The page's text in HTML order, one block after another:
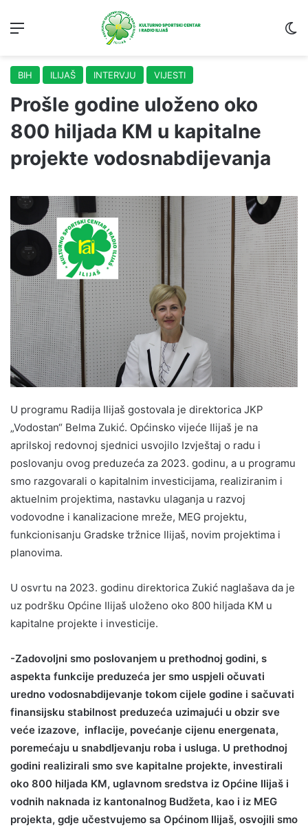
BIH ILIJAŠ INTERVJU VIJESTI
Prošle godine uloženo oko
800 hiljada KM u kapitalne
projekte vodosnabdijevanja
U programu Radija Ilijaš gostovala je direktorica JKP
„Vodostan“ Belma Zukić. Općinsko vijeće Ilijaš je na
aprilskoj redovnoj sjednici usvojilo Izvještaj o radu i
poslovanju ovog preduzeća za 2023. godinu, a u programu
smo razgovarali o kapitalnim investicijama, realiziranim i
aktuelnim projektima, nastavku ulaganja u razvoj
vodovodne i kanalizacione mreže, MEG projektu,
funkcionisanju Gradske tržnice Ilijaš, novim projektima i
planovima.
U osvrtu na 2023. godinu direktorica Zukić naglašava da je
uz podršku Općine Ilijaš uloženo oko 800 hiljada KM u
kapitalne projekte i investicije.
-Zadovoljni smo poslovanjem u prethodnoj godini, s
aspekta funkcije preduzeća jer smo uspjeli očuvati
uredno vodosnabdijevanje tokom cijele godine i sačuvati
finansijsku stabilnost preduzeća uzimajući u obzir sve
veće izazove, inflacije, povećanje cijenu energenata,
poremećaju u snabdIjevanju roba i usluga. U prethodnoj
godini realizirali smo sve kapitalne projekte, investirali
oko 800 hiljada KM, uglavnom sredstva iz Općine Ilijaš i
vodnih naknada iz kantonalnog Budžeta, kao i iz MEG
projekta, gdje učestvujemo sa Općinom Ilijaš, osvojili smo